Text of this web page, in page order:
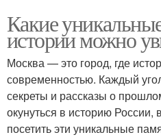
Какие
истории можно
Москва — это город, где
современностью. Каждый
секреты и рассказы о
окунуться в историю России,
посетить эти уникальные